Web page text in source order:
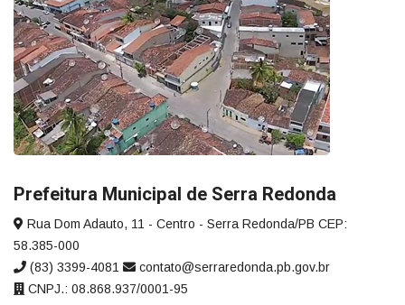
Prefeitura Municipal de Serra Redonda
Rua Dom Adauto, 11 - Centro - Serra Redonda/PB CEP:
58.385-000
(83) 3399-4081
contato@serraredonda.pb.gov.br
CNPJ.: 08.868.937/0001-95